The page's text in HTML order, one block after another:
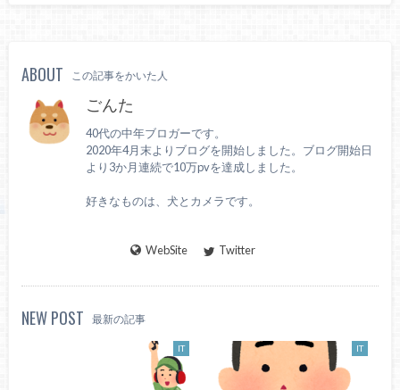
ABOUT この記事をかいた人
ごんた
40代の中年ブロガーです。
2020年4月末よりブログを開始しました。ブログ開始日
より3か月連続で10万pvを達成しました。
好きなものは、犬とカメラです。
WebSite Twitter
NEW POST 最新の記事
IT IT